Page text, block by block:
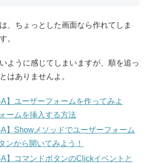
、ちょっとした画面なら作れてしま
。
ように感じてしまいますが、順を追っ
はありませんよ。
】ユーザーフォームを作ってみよ
ームを挿入する方法
】Showメソッドでユーザーフォーム
ンから開いてみよう！
】コマンドボタンのClickイベントと